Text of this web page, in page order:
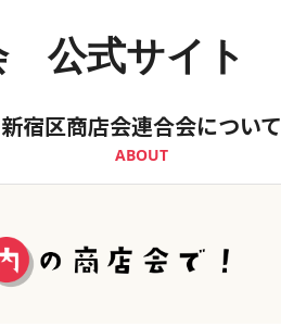
公式サイト
新宿区商店会連合会について
ABOUT